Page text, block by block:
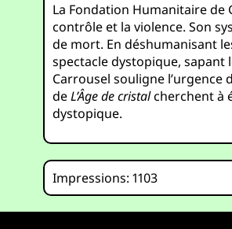
La Fondation Humanitaire
contrôle et la violence. Son
de mort. En déshumanisant
spectacle dystopique, sapant
Carrousel souligne
deL’Âge de cristalcherchent à
dystopique.
Impressions: 1103